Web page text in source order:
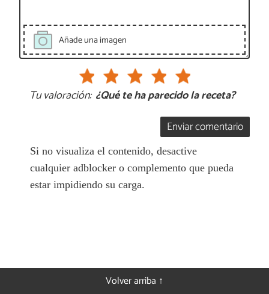
Añade una imagen
Tu valoración: ¿Qué te ha parecido la receta?
Enviar comentario
Si no visualiza el contenido, desactive
cualquier adblocker o complemento que pueda
estar impidiendo su carga.
Volver arriba ↑